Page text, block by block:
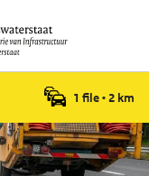
1 file•2 km